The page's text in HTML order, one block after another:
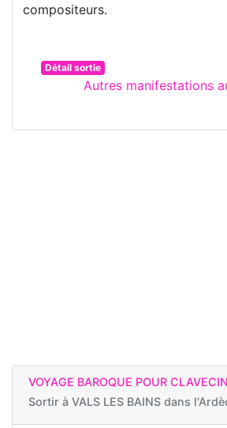
compositeurs.
Détail sortie
Autres manifestations
VOYAGE BAROQUE POUR CLAVECIN
Sortir à VALS LES BAINS dans